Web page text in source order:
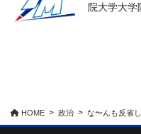
院大学大学
HOME 政治 な〜んも反省